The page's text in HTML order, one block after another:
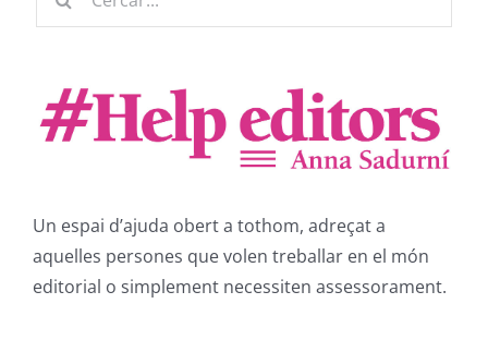
Un espai d’ajuda obert a tothom, adreçat a
aquelles persones que volen treballar en el món
editorial o simplement necessiten assessorament.